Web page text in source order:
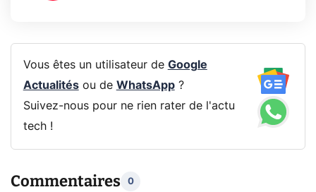
Vous êtes un utilisateur de Google
Actualitésou de WhatsApp?
Suivez-nous pour ne rien rater de l'actu
tech !
Commentaires 0